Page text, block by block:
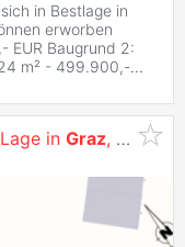
in Bestlage in
erworben
EUR Baugrund 2:
m² - 499.900,-...
in Graz, Andritz